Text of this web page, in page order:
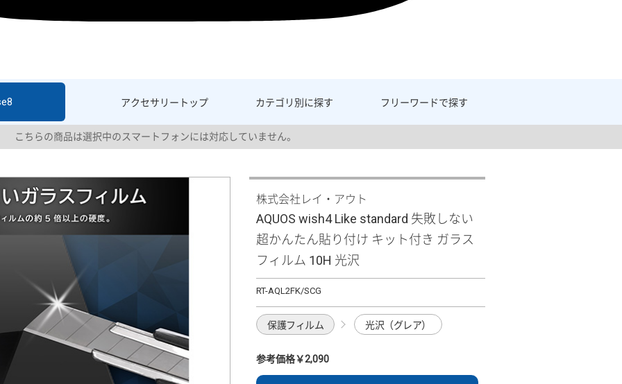
アクセサリー トップ カテゴリ別に探す フリーワードで探す
こちらの商品は選択中のスマートフォンには対応していません。
株式会社レイ・アウト
AQUOS wish4 Like standard 失敗しない
超かんたん貼り付け キット付き ガラス
フィルム 10H 光沢
RT-AQL2FK/SCG
保護フィルム 光沢（グレア）
参考価格￥2,090